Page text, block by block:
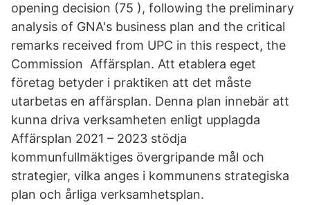
opening decision (75 ), following the preliminary
analysis of GNA's business plan and the critical
remarks received from UPC in this respect, the
Commission Affärsplan. Att etablera eget
företag betyder i praktiken att det måste
utarbetas en affärsplan. Denna plan innebär att
kunna driva verksamheten enligt upplagda
Affärsplan 2021 – 2023 stödja
kommunfullmäktiges övergripande mål och
strategier, vilka anges i kommunens strategiska
plan och årliga verksamhetsplan.